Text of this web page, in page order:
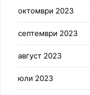
октомври 2023
септември 2023
август 2023
юли 2023